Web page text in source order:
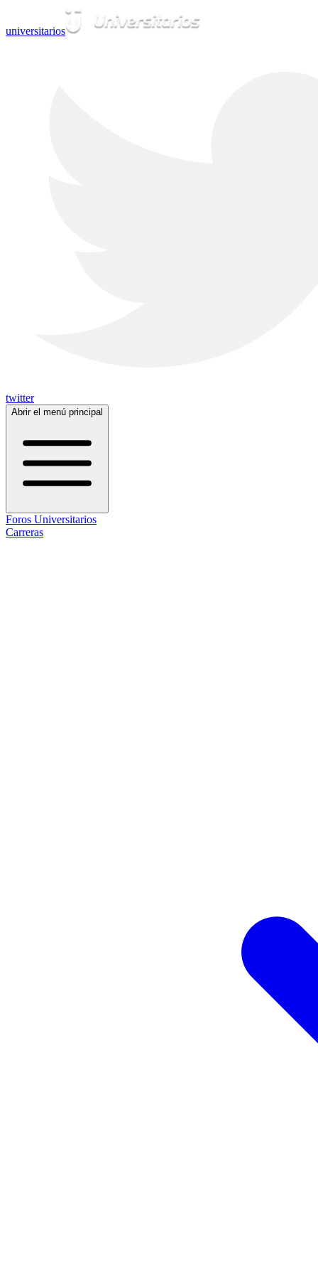
universitarios
twitter
Abrir el menú principal
Foros Universitarios
Carreras